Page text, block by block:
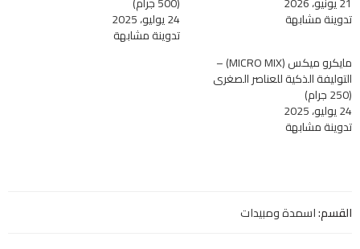
تدوينة مشابهة 24 يوليو، 2025
تدوينة مشابهة
مايكرو ميكس (MICRO MIX) –
التوليفة الذكية للعناصر الصغرى
(250 جرام)
24 يوليو، 2025
تدوينة مشابهة
القسم:اسمدة ومبيدات